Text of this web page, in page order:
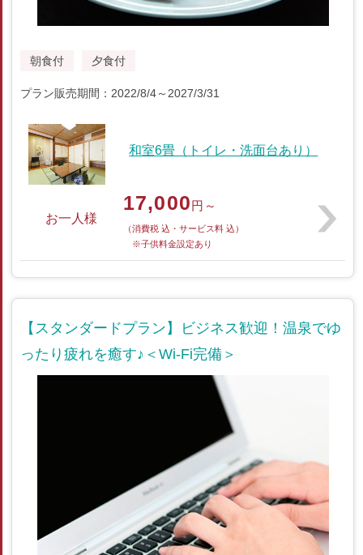
朝食付 夕食付
プラン販売期間：2022/8/4～2027/3/31
和室6畳（トイレ・洗面台あり）
お一人様
17,000円～
（消費税 込・サービス料 込）
※子供料金設定あり
【スタンダードプラン】ビジネス歓迎！温泉でゆ
ったり疲れを癒す♪＜Wi-Fi完備＞